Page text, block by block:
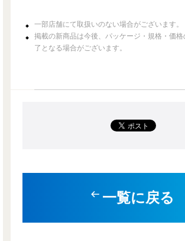
一部店舗にて取扱いのない場合がございます。
掲載の新商品は今後、パッケージ・規格・価
了となる場合がございます。
一覧に戻る